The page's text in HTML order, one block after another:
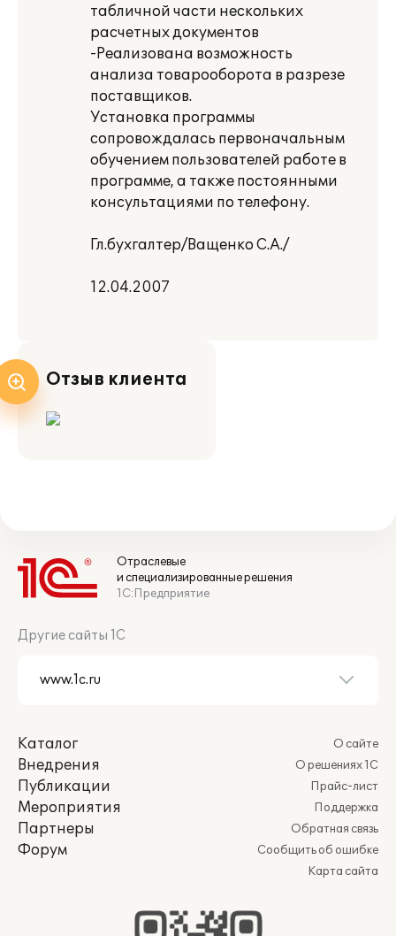
табличной части нескольких
расчетных документов
-Реализована возможность
анализа товарооборота в разрезе
поставщиков.
Установка программы
сопровождалась первоначальным
обучением пользователей работе в
программе, а также постоянными
консультациями по телефону.
Гл.бухгалтер/Ващенко С.А./
12.04.2007
Отзыв клиента
Отраслевые
и специализированные решения
1С:Предприятие
Другие сайты 1С
Каталог
Внедрения
Публикации
Мероприятия
Партнеры
Форум
О сайте
О решениях 1С
Прайс-лист
Поддержка
Обратная связь
Сообщить об ошибке
Карта сайта